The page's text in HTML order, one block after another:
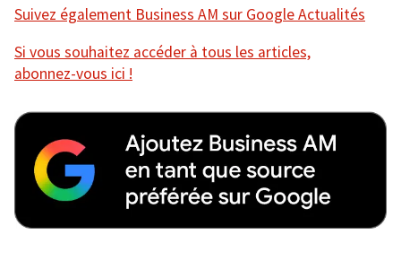
Suivez également Business AM sur Google Actualités
Si vous souhaitez accéder à tous les articles,
abonnez-vous ici !